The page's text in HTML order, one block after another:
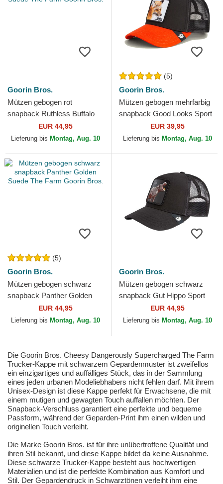
Goorin Bros.
Mützen gebogen rot
snapback Ruthless Buffalo
Suede The Farm Goorin
Bros.
EUR 44,95
Lieferung bis Montag, Aug. 10
(5)
Goorin Bros.
Mützen gebogen mehrfarbig
snapback Good Looks Sport
The Farm Goorin Bros.
EUR 39,95
Lieferung bis Montag, Aug. 10
(5)
Goorin Bros.
Mützen gebogen schwarz
snapback Panther Golden
Suede The Farm Goorin
Bros.
EUR 44,95
Lieferung bis Montag, Aug. 10
Goorin Bros.
Mützen gebogen schwarz
snapback Gut Hippo Sport
The Farm Goorin Bros.
EUR 44,95
Lieferung bis Montag, Aug. 10
Die Goorin Bros. Cheesy Dangerously Supercharged The Farm
Trucker-Kappe mit schwarzem Gepardenmuster ist zweifellos
ein einzigartiges und auffälliges Stück, das in der Sammlung
eines jeden urbanen Modeliebhabers nicht fehlen darf. Mit ihrem
Unisex-Design ist diese Kappe perfekt für Erwachsene, die mit
einem mutigen und gewagten Touch auffallen möchten. Der
Snapback-Verschluss garantiert eine perfekte und bequeme
Passform, während der Geparden-Print ihm einen wilden und
originellen Touch verleiht.
Die Marke Goorin Bros. ist für ihre unübertroffene Qualität und
ihren Stil bekannt, und diese Kappe bildet da keine Ausnahme.
Diese schwarze Trucker-Kappe besteht aus hochwertigen
Materialien und ist die perfekte Kombination aus Komfort und
Stil. Der Gepardendruck in Schwarztönen verleiht ihm eine